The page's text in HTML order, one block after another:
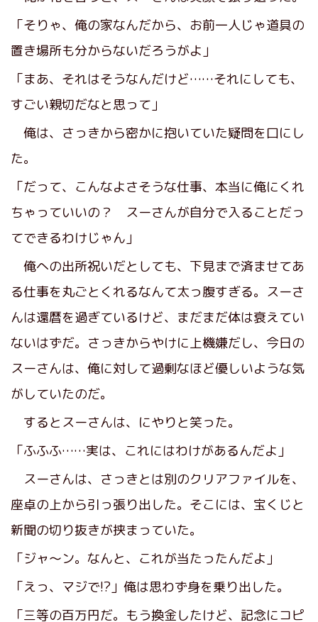
「そりゃ、俺の家なんだから、お前一人じゃ道具の
置き場所も分からないだろうがよ」
「まあ、それはそうなんだけど……それにしても、
すごい親切だなと思って」
俺は、さっきから密かに抱いていた疑問を口にし
た。
「だって、こんなよさそうな仕事、本当に俺にくれ
ちゃっていいの？ スーさんが自分で入ることだっ
てできるわけじゃん」
俺への出所祝いだとしても、下見まで済ませてあ
る仕事を丸ごとくれるなんて太っ腹すぎる。スーさ
んは還暦を過ぎているけど、まだまだ体は衰えてい
ないはずだ。さっきからやけに上機嫌だし、今日の
スーさんは、俺に対して過剰なほど優しいような気
がしていたのだ。
するとスーさんは、にやりと笑った。
「ふふふ……実は、これにはわけがあるんだよ」
スーさんは、さっきとは別のクリアファイルを、
座卓の上から引っ張り出した。そこには、宝くじと
新聞の切り抜きが挟まっていた。
「ジャ～ン。なんと、これが当たったんだよ」
「えっ、マジで!?」俺は思わず身を乗り出した。
「三等の百万円だ。もう換金したけど、記念にコピ